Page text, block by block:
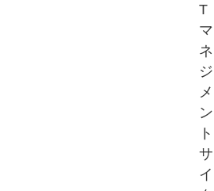
T
マ
ネ
ジ
メ
ン
ト
サ
イ